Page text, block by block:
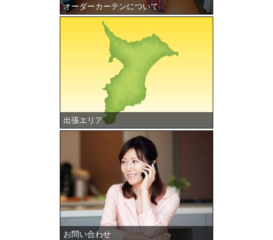
オーダーカーテンについて
出張エリア
お問い合わせ